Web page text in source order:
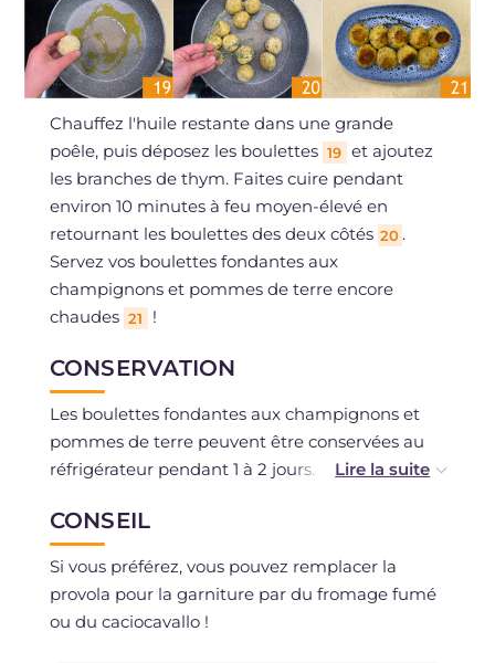
Chauffez l'huile restante dans une grande
poêle, puis déposez les boulettes 19 et ajoutez
les branches de thym. Faites cuire pendant
environ 10 minutes à feu moyen-élevé en
retournant les boulettes des deux côtés 20 .
Servez vos boulettes fondantes aux
champignons et pommes de terre encore
chaudes 21 !
CONSERVATION
Les boulettes fondantes aux champignons et
pommes de terre peuvent être conservées au
réfrigérateur pendant 1 à 2 jours.
La congélation est déconseillée.
CONSEIL
Si vous préférez, vous pouvez remplacer la
provola pour la garniture par du fromage fumé
ou du caciocavallo !